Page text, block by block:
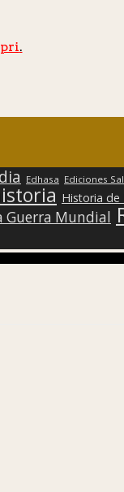
.
Edhasa Ediciones
Historia de
Guerra Mundial